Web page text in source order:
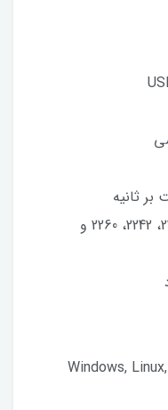
سازگاری با: SSD های سایز 2230، 2242، 2260 و